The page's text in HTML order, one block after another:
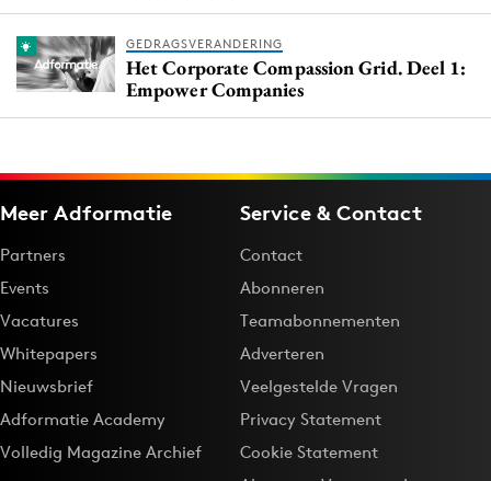
GEDRAGSVERANDERING
Het Corporate Compassion Grid. Deel 1:
Empower Companies
Meer Adformatie
Partners
Events
Vacatures
Whitepapers
Nieuwsbrief
Adformatie Academy
Volledig Magazine Archief
Service & Contact
Contact
Abonneren
Teamabonnementen
Adverteren
Veelgestelde Vragen
Privacy Statement
Cookie Statement